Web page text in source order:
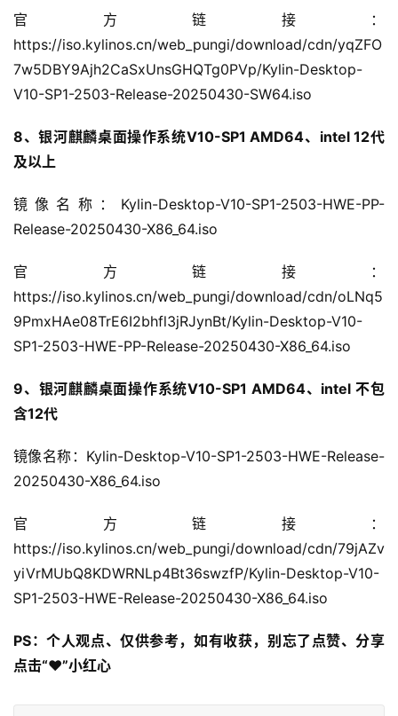
官方链接：
https://iso.kylinos.cn/web_pungi/download/cdn/yqZFO
7w5DBY9Ajh2CaSxUnsGHQTg0PVp/Kylin-Desktop-
V10-SP1-2503-Release-20250430-SW64.iso
8、银河麒麟桌面操作系统V10-SP1 AMD64、intel 12代
及以上
镜像名称：Kylin-Desktop-V10-SP1-2503-HWE-PP-
Release-20250430-X86_64.iso
官方链接：
https://iso.kylinos.cn/web_pungi/download/cdn/oLNq5
9PmxHAe08TrE6I2bhfl3jRJynBt/Kylin-Desktop-V10-
SP1-2503-HWE-PP-Release-20250430-X86_64.iso
9、银河麒麟桌面操作系统V10-SP1 AMD64、intel 不包
含12代
镜像名称：Kylin-Desktop-V10-SP1-2503-HWE-Release-
20250430-X86_64.iso
官方链接：
https://iso.kylinos.cn/web_pungi/download/cdn/79jAZv
yiVrMUbQ8KDWRNLp4Bt36swzfP/Kylin-Desktop-V10-
SP1-2503-HWE-Release-20250430-X86_64.iso
PS：个人观点、仅供参考，如有收获，别忘了点赞、分享
点击“❤”小红心